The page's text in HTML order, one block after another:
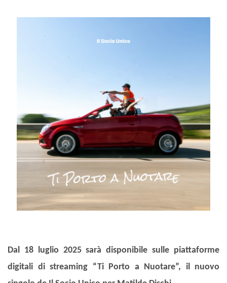
Dal 18 luglio 2025 sarà disponibile sulle piattaforme
digitali di streaming “Ti Porto a Nuotare”, il nuovo